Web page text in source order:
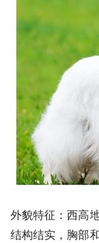
外貌特征：西高
结构结实，胸部